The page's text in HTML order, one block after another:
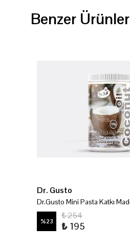
Benzer Ürünler
Dr. Gusto
%23
₺ 254
₺ 195